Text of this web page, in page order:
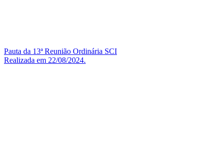
Pauta da 13ª Reunião Ordinária SCI
Realizada em 22/08/2024.